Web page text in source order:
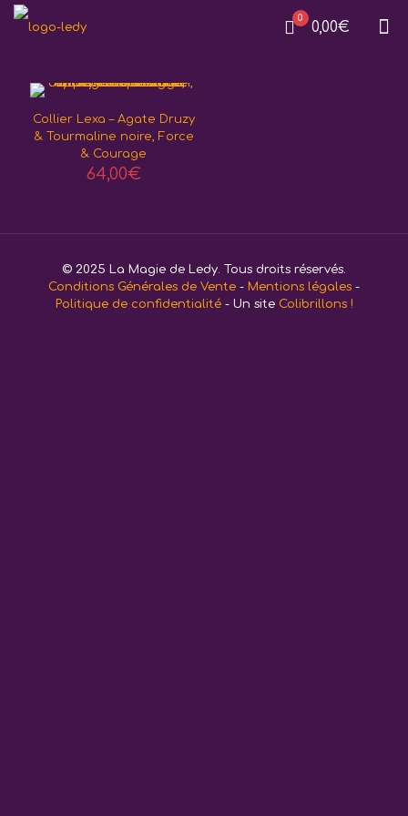
0
0,00€
Collier Lexa – Agate Druzy
& Tourmaline noire, Force
& Courage
64,00€
© 2025 La Magie de Ledy. Tous droits réservés.
Conditions Générales de Vente - Mentions légales -
Politique de confidentialité- Un site Colibrillons !